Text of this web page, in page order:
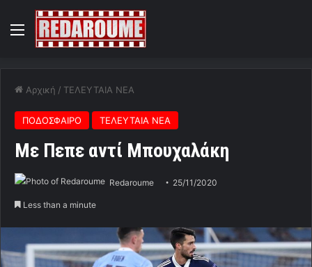
Menu
Αρχική / ΤΕΛΕΥΤΑΙΑ ΝΕΑ
ΠΟΔΟΣΦΑΙΡΟ ΤΕΛΕΥΤΑΙΑ ΝΕΑ
Με Πεπε αντί Μπουχαλάκη
Redaroume 25/11/2020
Less than a minute